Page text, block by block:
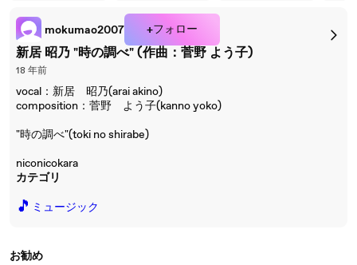
mokumao2007 +フォロー
新居 昭乃 "時の調べ" (作曲：菅野 よう子)
18 年前
vocal：新居 昭乃(arai akino)
composition：菅野 よう子(kanno yoko)
"時の調べ"(toki no shirabe)
niconicokara
カテゴリ
🎵 ミュージック
お勧め